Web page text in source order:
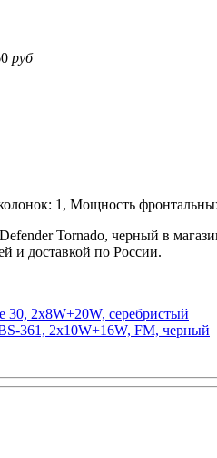
руб
1, Мощность
Tornado, черный в
и доставкой по России.
30, 2x8W+20W, серебристый
361, 2x10W+16W, FM, черный